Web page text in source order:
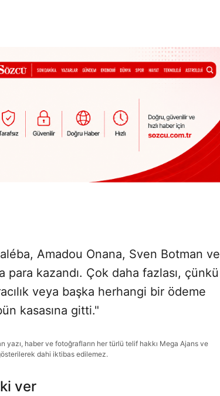
Amadou Onana, Sven Botman ve
kazandı. Çok daha fazlası, çünkü
veya başka herhangi bir ödeme
kasasına gitti."
haber ve fotoğrafların her türlü telif hakkı Mega Ajans ve
dahi iktibas edilemez.
ver